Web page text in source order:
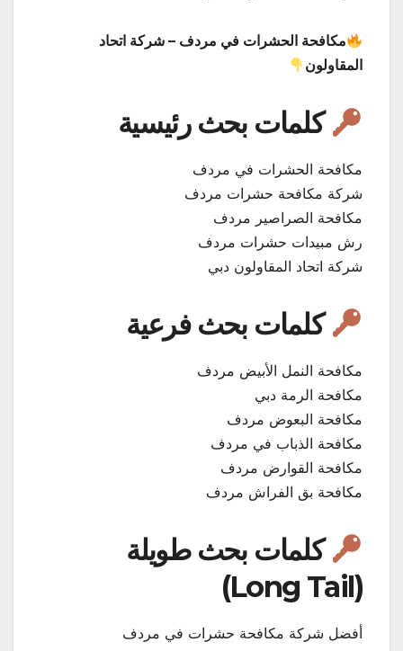
مكافحة الحشرات في مردف – شركة اتحاد
المقاولون
كلمات بحث رئيسية
مكافحة الحشرات في مردف
شركة مكافحة حشرات مردف
مكافحة الصراصير مردف
رش مبيدات حشرات مردف
شركة اتحاد المقاولون دبي
كلمات بحث فرعية
مكافحة النمل الأبيض مردف
مكافحة الرمة دبي
مكافحة البعوض مردف
مكافحة الذباب في مردف
مكافحة القوارض مردف
مكافحة بق الفراش مردف
كلمات بحث طويلة
(Long Tail)
أفضل شركة مكافحة حشرات في مردف